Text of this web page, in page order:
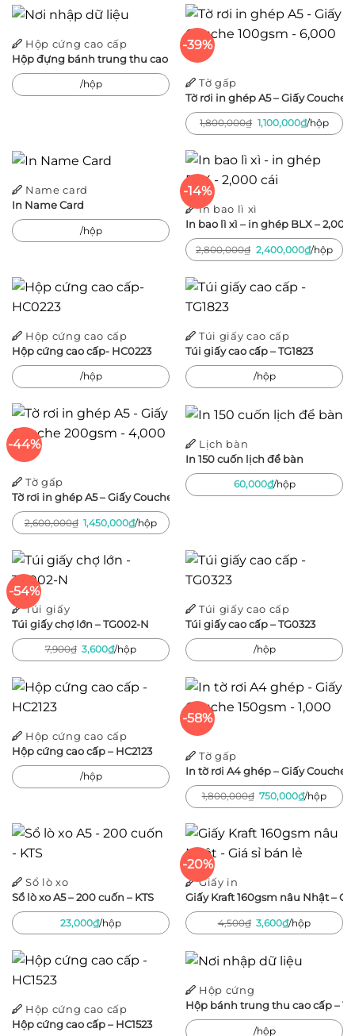
10,000₫.
Hộp cứng cao cấp
Hộp đựng bánh trung thu cao cấp – Kim Quy Dạo Nguyệt
/hộp
-39%
Tờ gấp
Tờ rơi in ghép A5 – Giấy Couche
1,800,000₫ Giá
gốc
1,100,000₫Giá
hiện
/hộp
Name card
In Name Card
/hộp
-14%
In bao lì xì
In bao lì xì – in ghép BLX – 2,000
2,800,000₫ Giá
gốc
2,400,000₫Giá
hiện
/hộp
Hộp cứng cao cấp
Hộp cứng cao cấp- HC0223
/hộp
Túi giấy cao cấp
Túi giấy cao cấp – TG1823
/hộp
-44%
Tờ gấp
Tờ rơi in ghép A5 – Giấy Couche 200gsm – 4,000 tờ
2,600,000₫ Giá
gốc
1,450,000₫Giá
hiện
1,450,000₫.
/hộp
Lịch bàn
In 150 cuốn lịch để bàn
60,000₫/hộp
-54%
Túi giấy
Túi giấy chợ lớn – TG002-N
7,900₫ Giá
gốc
3,600₫Giá
hiện
3,600₫.
/hộp
Túi giấy cao cấp
Túi giấy cao cấp – TG0323
/hộp
Hộp cứng cao cấp
Hộp cứng cao cấp – HC2123
/hộp
-58%
Tờ gấp
In tờ rơi A4 ghép – Giấy Couche
1,800,000₫ Giá
gốc
750,000₫Giá
hiện
750,000₫.
/hộp
Sổ lò xo
Sổ lò xo A5 – 200 cuốn – KTS
23,000₫/hộp
-20%
Giấy in
Giấy Kraft 160gsm nâu Nhật –
4,500₫ Giá
gốc
3,600₫Giá
hiện
3,600₫.
/hộp
Hộp cứng cao cấp
Hộp cứng cao cấp – HC1523
Hộp cứng
Hộp bánh trung thu cao cấp –
/hộp